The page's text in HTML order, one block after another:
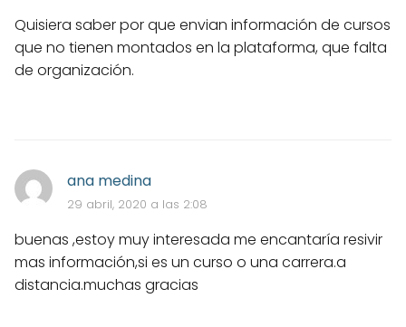
Quisiera saber por que envian información de cursos
que no tienen montados en la plataforma, que falta
de organización.
ana medina
29 abril, 2020 a las 2:08
buenas ,estoy muy interesada me encantaría resivir
mas información,si es un curso o una carrera.a
distancia.muchas gracias